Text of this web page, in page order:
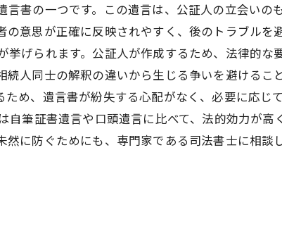
書の一つです。この遺言は、公証人の立会いの
意思が正確に反映されやすく、後のトラブルを
げられます。公証人が作成するため、法律的な
人同士の解釈の違いから生じる争いを避けるこ
め、遺言書が紛失する心配がなく、必要に応じ
自筆証書遺言や口頭遺言に比べて、法的効力が
に防ぐためにも、専門家である司法書士に相談